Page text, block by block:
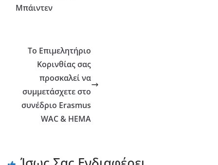
Μπάιντεν
Το Επιμελητήριο
Κορινθίας σας
προσκαλεί να
συμμετάσχετε στο
συνέδριο Erasmus
WAC & HEMA